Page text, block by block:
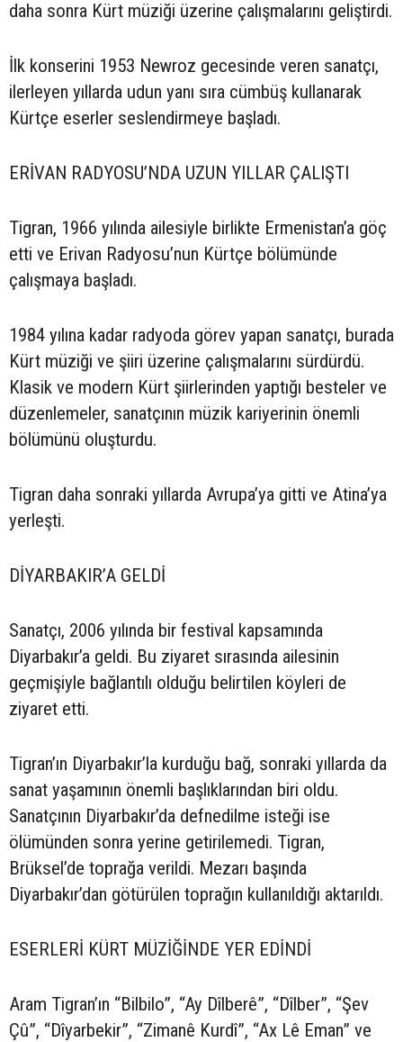
daha sonra Kürt müziği üzerine çalışmalarını geliştirdi.
İlk konserini 1953 Newroz gecesinde veren sanatçı,
ilerleyen yıllarda udun yanı sıra cümbüş kullanarak
Kürtçe eserler seslendirmeye başladı.
ERİVAN RADYOSU’NDA UZUN YILLAR ÇALIŞTI
Tigran, 1966 yılında ailesiyle birlikte Ermenistan’a göç
etti ve Erivan Radyosu’nun Kürtçe bölümünde
çalışmaya başladı.
1984 yılına kadar radyoda görev yapan sanatçı, burada
Kürt müziği ve şiiri üzerine çalışmalarını sürdürdü.
Klasik ve modern Kürt şiirlerinden yaptığı besteler ve
düzenlemeler, sanatçının müzik kariyerinin önemli
bölümünü oluşturdu.
Tigran daha sonraki yıllarda Avrupa’ya gitti ve Atina’ya
yerleşti.
DİYARBAKIR’A GELDİ
Sanatçı, 2006 yılında bir festival kapsamında
Diyarbakır’a geldi. Bu ziyaret sırasında ailesinin
geçmişiyle bağlantılı olduğu belirtilen köyleri de
ziyaret etti.
Tigran’ın Diyarbakır’la kurduğu bağ, sonraki yıllarda da
sanat yaşamının önemli başlıklarından biri oldu.
Sanatçının Diyarbakır’da defnedilme isteği ise
ölümünden sonra yerine getirilemedi. Tigran,
Brüksel’de toprağa verildi. Mezarı başında
Diyarbakır’dan götürülen toprağın kullanıldığı aktarıldı.
ESERLERİ KÜRT MÜZİĞİNDE YER EDİNDİ
Aram Tigran’ın “Bilbilo”, “Ay Dîlberê”, “Dîlber”, “Şev
Çû”, “Dîyarbekir”, “Zimanê Kurdî”, “Ax Lê Eman” ve